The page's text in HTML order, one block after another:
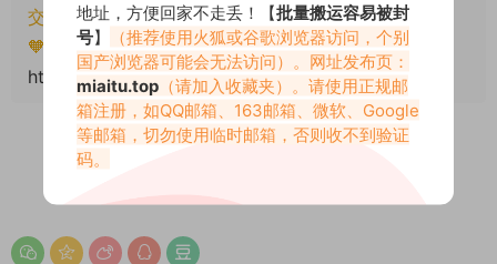
交工单处理。
🧡转载请注明出处！原文链接：
https://miaitu.cc/81178.html
地址，方便回家不走丢！【批量搬运容易被封
号】
（推荐使用火狐或谷歌浏览器访问，个别
国产浏览器可能会无法访问）。网址发布页：
miaitu.top （请加入收藏夹）。请使用正规邮
箱注册，如QQ邮箱、163邮箱、微软、Google
等邮箱，切勿使用临时邮箱，否则收不到验证
码。